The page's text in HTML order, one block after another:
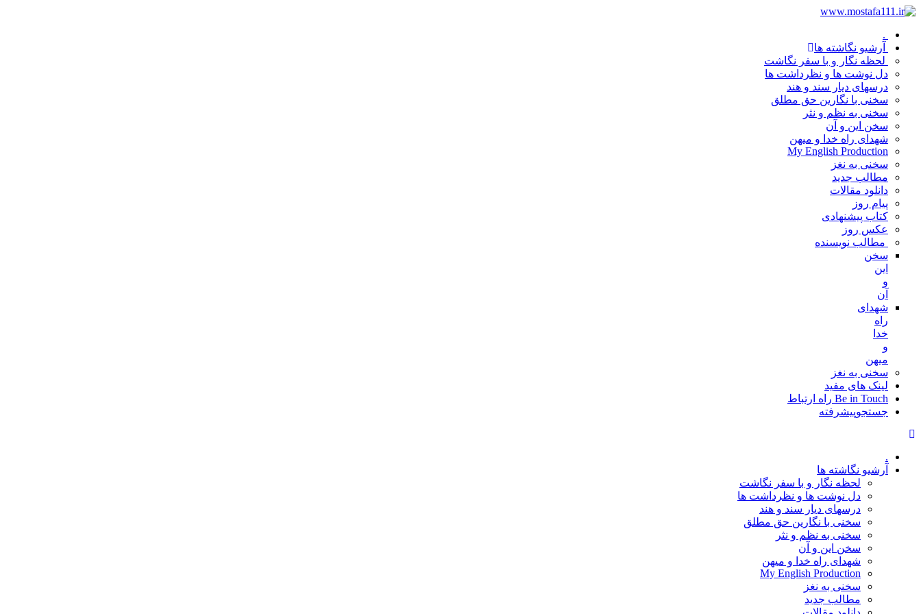
.
آرشیو نگاشته ها
لحظه نگار و با سفر نگاشت
دل نوشت ها و نظرداشت ها
درسهای دیار سند و هند
سخنی با نگارین حق مطلق
سخنی به نظم و نثر
سخن این و آن
شهدای راه خدا و میهن
My English Production
سخنی به نغز
مطالب جدید
دانلود مقالات
پیام روز
کتاب پیشنهادی
عکس روز
مطالب نویسنده
سخن
این
و
آن
شهدای
راه
خدا
و
میهن
سخنی به نغز
لینک های مفید
Be in Touch راه ارتباط
جستجوپیشرفته
.
آرشیو نگاشته ها
لحظه نگار و با سفر نگاشت
دل نوشت ها و نظرداشت ها
درسهای دیار سند و هند
سخنی با نگارین حق مطلق
سخنی به نظم و نثر
سخن این و آن
شهدای راه خدا و میهن
My English Production
سخنی به نغز
مطالب جدید